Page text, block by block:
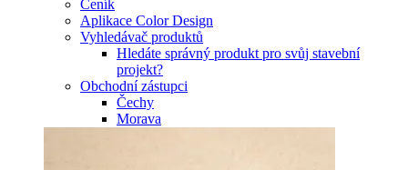
Ceník
Aplikace Color Design
Vyhledávač produktů
Hledáte správný produkt pro svůj stavební
projekt?
Obchodní zástupci
Čechy
Morava